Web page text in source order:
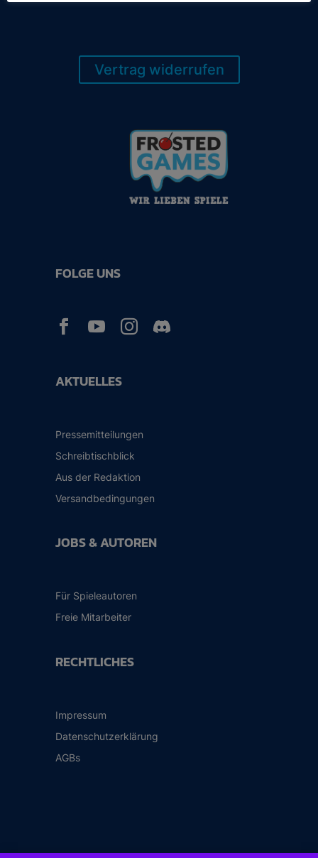
Vertrag widerrufen
AKTUELLES
Pressemitteilungen
Schreibtischblick
Aus der Redaktion
Versandbedingungen
JOBS & AUTOREN
Für Spieleautoren
Freie Mitarbeiter
RECHTLICHES
Impressum
Datenschutzerklärung
AGBs
FOLGE UNS
  